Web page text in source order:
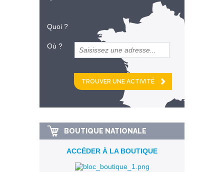
Quoi ?
Où ?
et
km alentour
BOUTIQUE NATIONALE
ACCÉDER À LA BOUTIQUE